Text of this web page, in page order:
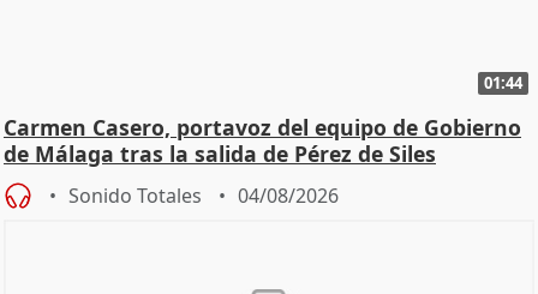
01:44
Carmen Casero, portavoz del equipo de Gobierno
de Málaga tras la salida de Pérez de Siles
Sonido Totales 04/08/2026